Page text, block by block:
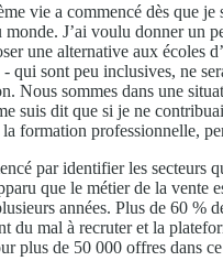
vie a commencé dès que je
J’ai voulu donner un
une alternative aux écoles
qui sont peu inclusives, ne
Nous sommes dans une
suis dit que si je ne
formation professionnelle,
par identifier les secteurs
que le métier de la vente
années. Plus de 60 %
du mal à recruter et la
plus de 50 000 offres dans ce